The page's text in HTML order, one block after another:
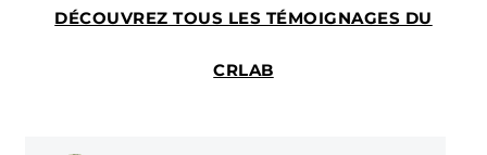
DÉCOUVREZ TOUS LES TÉMOIGNAGES DU
CRLAB